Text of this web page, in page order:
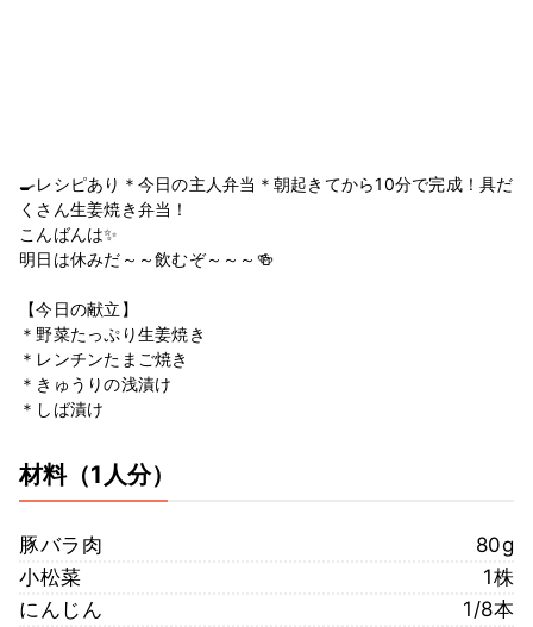
🍳レシピあり＊今日の主人弁当＊朝起きてから10分で完成！具だ
くさん生姜焼き弁当！
こんばんは✨
明日は休みだ～～飲むぞ～～～🍻
【今日の献立】
＊野菜たっぷり生姜焼き
＊レンチンたまご焼き
＊きゅうりの浅漬け
＊しば漬け
材料（1人分）
豚バラ肉
80g
小松菜
1株
にんじん
1/8本